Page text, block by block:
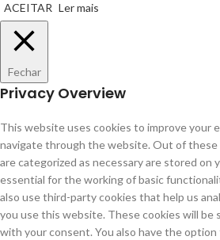
ACEITAR Ler mais
Fechar
Privacy Overview
This website uses cookies to improve your
navigate through the website. Out of
are categorized as necessary are stored on
essential for the working of basic
also use third-party cookies that help us
you use this website. These cookies will be
with your consent. You also have the